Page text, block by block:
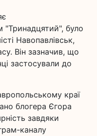
"Тринадцятий", було
Навопавлівськ,
Він зазначив, що
застосували до
краї
блогера Єгора
завдяки
каналу